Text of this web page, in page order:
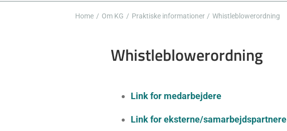
Home Om KG Praktiske informationer Whistleblowerordning
Whistleblowerordning
Link for medarbejdere
Link for eksterne/samarbejdspartnere